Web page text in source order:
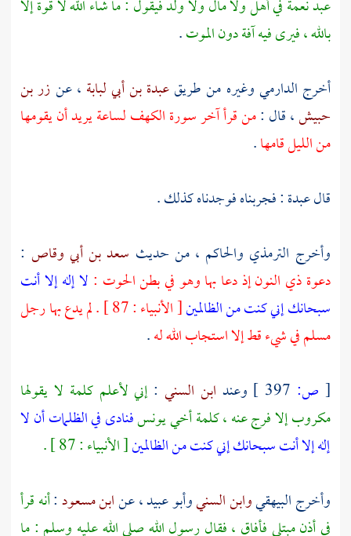
عبد نعمة في أهل ولا مال ولا ولد فيقول : ما شاء الله لا قوة إلا
بالله ، فيرى فيه آفة دون الموت.
أخرج الدارميوغيره من طريقعبدة بن أبي لبابة ، عنزر بن
حبيش، قال :من قرأ آخر سورة الكهف لساعة يريد أن يقومها
من الليل قامها.
قالعبدة: فجربناه فوجدناه كذلك .
وأخرج الترمذي والحاكم ، من حديث سعد بن أبي وقاص :
دعوة ذي النون إذ دعا بها وهو في بطن الحوت : لا إله إلا أنت
سبحانك إني كنت من الظالمين
[ الأنبياء : 87 ] . لم يدع بها رجل
مسلم في شيء قط إلا استجاب الله له.
[ ص: وعند ابن السني :إني لأعلم كلمة لا يقولها
مكروب إلا فرج عنه ، كلمة أخييونسفنادى في الظلمات أن لا
إله إلا أنت سبحانك إني كنت من الظالمين[ الأنبياء : 87 ] .
وأخرجالبيهقيوابن السنيوأبو عبيد، عنابن مسعود:أنه قرأ
في أذن مبتلى فأفاق ، فقال رسول الله صلى الله عليه وسلم : ما